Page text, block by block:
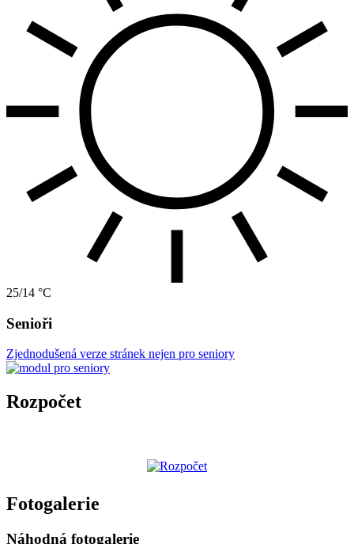
25/14 °C
Senioři
Zjednodušená verze stránek nejen pro seniory
Rozpočet
Fotogalerie
Náhodná fotogalerie